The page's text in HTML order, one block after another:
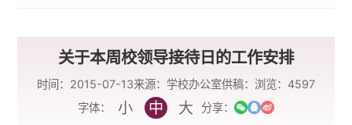
关于本周校领导接待日的工作安排
时间：2015-07-13来源：学校办公室供稿： 浏览： 4597
字体：
小 中 大 分享：